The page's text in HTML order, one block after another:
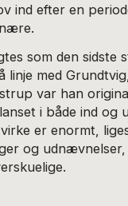
ind efter en
som den sidste
linje med
var han
i både ind og
er enormt,
og